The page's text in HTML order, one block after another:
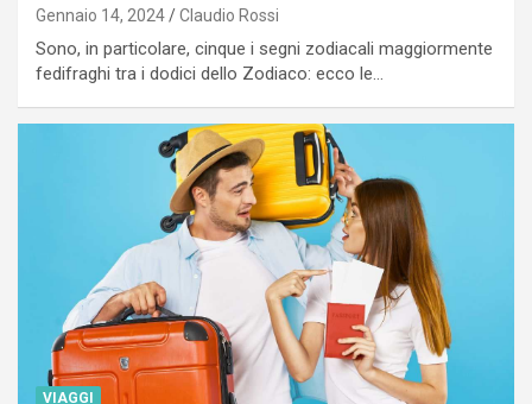
Gennaio 14, 2024 Claudio Rossi
Sono, in particolare, cinque i segni zodiacali maggiormente
fedifraghi tra i dodici dello Zodiaco: ecco le…
VIAGGI